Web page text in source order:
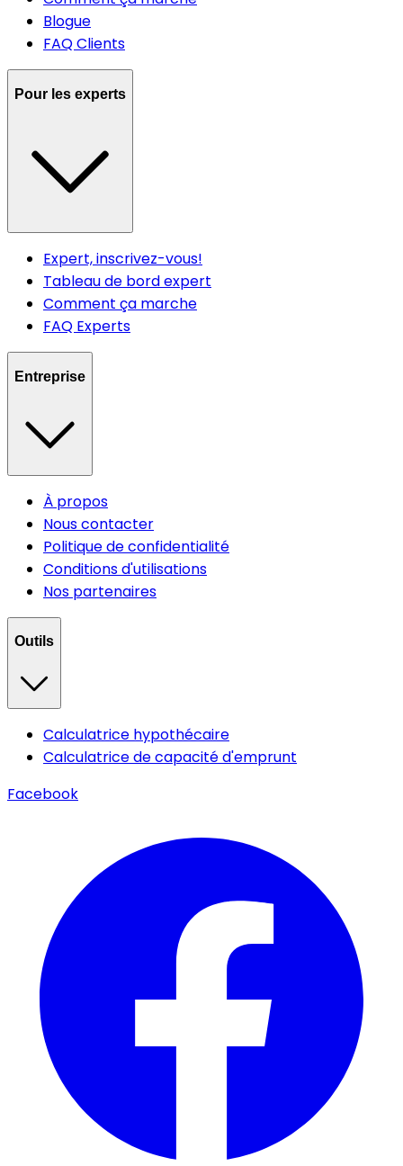
Blogue
FAQ Clients
Pour les experts
Expert, inscrivez-vous!
Tableau de bord expert
Comment ça marche
FAQ Experts
Entreprise
À propos
Nous contacter
Politique de confidentialité
Conditions d'utilisations
Nos partenaires
Outils
Calculatrice hypothécaire
Calculatrice de capacité d'emprunt
Facebook